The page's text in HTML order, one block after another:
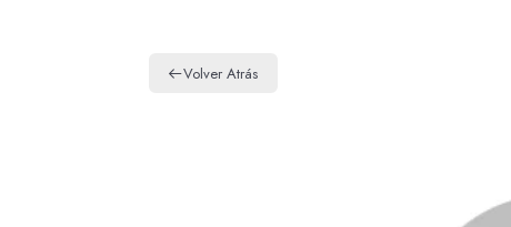
Volver Atrás